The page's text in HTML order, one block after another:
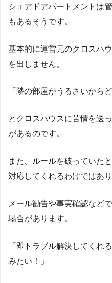
Twitterでの意見
シェアドアパートメントは
もあるそうです。
基本的に運営元のクロスハ
を出しません。
「隣の部屋がうるさいから
とクロスハウスに苦情を送
があるのです。
また、ルールを破っていた
対応してくれるわけではあり
メール勧告や事実確認などで
場合があります。
「即トラブル解決してくれ
みたい！」